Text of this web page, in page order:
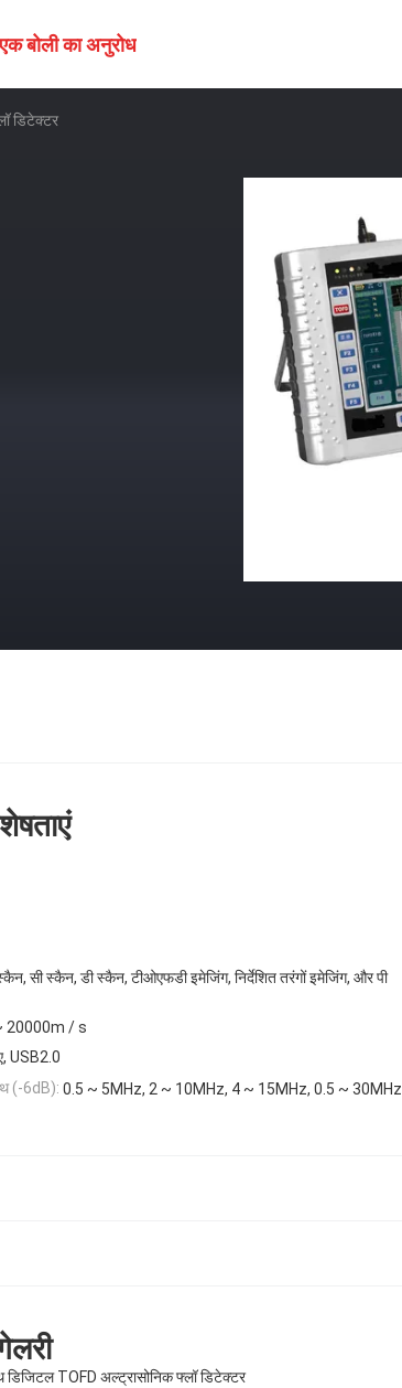
एक बोली का अनुरोध
डिटेक्टर
सी स्कैन, डी स्कैन, टीओएफडी इमेजिंग, निर्देशित तरंगों इमेजिंग, और पी
20000m / s
USB2.0
(-6dB): 0.5 ~ 5MHz, 2 ~ 10MHz, 4 ~ 15MHz, 0.5 ~ 30MHz
TOFD अल्ट्रासोनिक फ्लॉ डिटेक्टर